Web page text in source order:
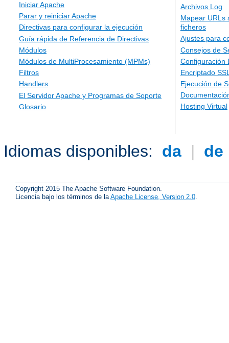
Iniciar Apache
Parar y reiniciar Apache
Directivas para configurar la ejecución
Guía rápida de Referencia de Directivas
Módulos
Módulos de MultiProcesamiento (MPMs)
Filtros
Handlers
El Servidor Apache y Programas de Soporte
Glosario
Archivos Log
Mapear URLs
ficheros
Ajustes para
Consejos de
Configuración
Encriptado
Ejecución de
Hosting Virtual
Idiomas disponibles: da | de
Copyright 2015 The Apache Software Foundation.
Licencia bajo los términos de la Apache License, Version 2.0